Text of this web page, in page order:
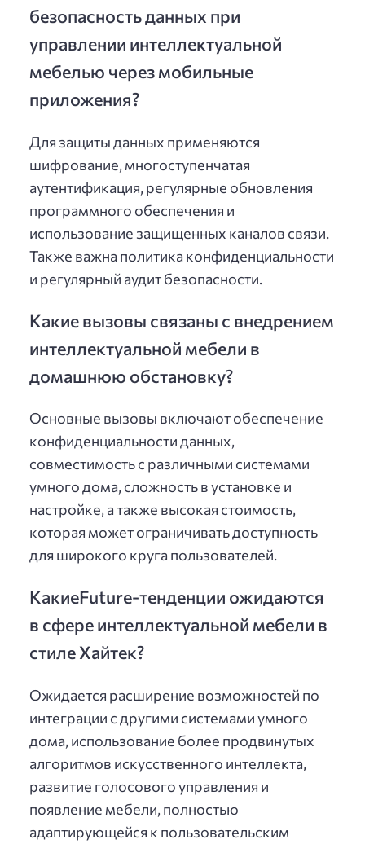
безопасность данных при
управлении интеллектуальной
мебелью через мобильные
приложения?
Для защиты данных применяются
шифрование, многоступенчатая
аутентификация, регулярные обновления
программного обеспечения и
использование защищенных каналов связи.
Также важна политика конфиденциальности
и регулярный аудит безопасности.
Какие вызовы связаны с внедрением
интеллектуальной мебели в
домашнюю обстановку?
Основные вызовы включают обеспечение
конфиденциальности данных,
совместимость с различными системами
умного дома, сложность в установке и
настройке, а также высокая стоимость,
которая может ограничивать доступность
для широкого круга пользователей.
КакиеFuture-тенденции ожидаются
в сфере интеллектуальной мебели в
стиле Хайтек?
Ожидается расширение возможностей по
интеграции с другими системами умного
дома, использование более продвинутых
алгоритмов искусственного интеллекта,
развитие голосового управления и
появление мебели, полностью
адаптирующейся к пользовательским